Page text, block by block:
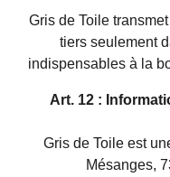
Gris de Toile
tiers seulement
indispensables à la
Art. 12 :
Gris de Toile est
Mésanges,